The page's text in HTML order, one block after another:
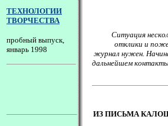
ТЕХНОЛОГИИ
ТВОРЧЕСТВА
пробный выпуск,
январь 1998
Ситуация
отклики и
журнал нужен.
дальнейшем
ИЗ ПИСЬМА